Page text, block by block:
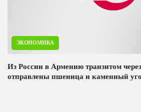
ЭКОНОМИКА
Из России в Армению транзитом
отправлены пшеница и каменный